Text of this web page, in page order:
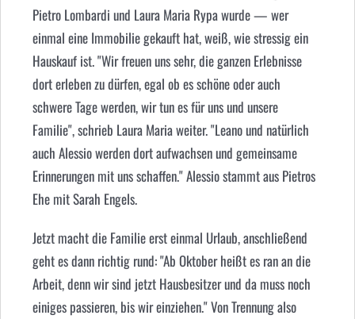
Pietro Lombardi und Laura Maria Rypawurde — wer
einmal eine Immobilie gekauft hat, weiß, wie stressig ein
Hauskauf ist. "Wir freuen uns sehr, die ganzen Erlebnisse
dort erleben zu dürfen, egal ob es schöne oder auch
schwere Tage werden, wir tun es für uns und unsere
Familie", schrieb Laura Maria weiter. "Leano und natürlich
auch Alessio werden dort aufwachsen und gemeinsame
Erinnerungen mit uns schaffen." Alessio stammt aus Pietros
Ehe mit Sarah Engels.
Jetzt macht die Familie erst einmal Urlaub, anschließend
geht es dann richtig rund: "Ab Oktober heißt es ran an die
Arbeit, denn wir sind jetzt Hausbesitzer und da muss noch
einiges passieren, bis wir einziehen." Von Trennung also